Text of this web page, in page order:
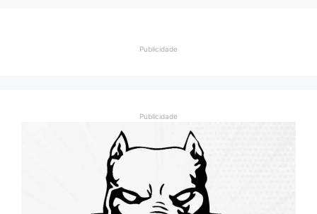
Publicidade
Publicidade